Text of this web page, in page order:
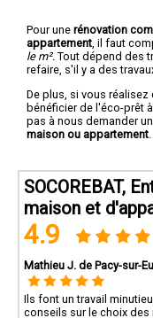
Pour une rénovation
appartement , il faut
le m². Tout dépend des
refaire, s'il y a des
De plus, si vous
bénéficier de l'éco-prêt
pas à nous demander
maison ou appartement
SOCOREBAT,
maison et
4.9
Mathieu J. de Pacy-sur-
Ils font un travail
conseils sur le choix des